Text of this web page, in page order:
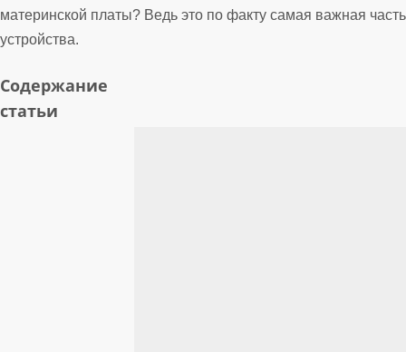
материнской платы? Ведь это по факту самая важная часть
устройства.
Содержание
статьи